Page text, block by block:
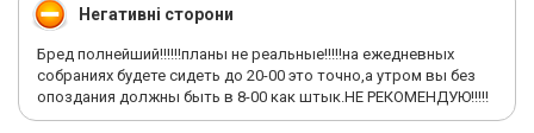
Негативні сторони
Бред полнейший!!!!!!планы не реальные!!!!!на ежедневных
собраниях будете сидеть до 20-00 это точно,а утром вы без
опоздания должны быть в 8-00 как штык.НЕ РЕКОМЕНДУЮ!!!!!